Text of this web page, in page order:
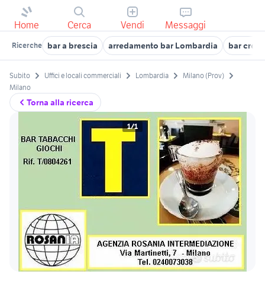
Home Cerca Vendi Messaggi
Ricerche bar a brescia arredamento bar Lombardia bar
Torna alla ricerca
Subito Uffici e locali commerciali Lombardia
Milano (Prov)
Milano
1/1